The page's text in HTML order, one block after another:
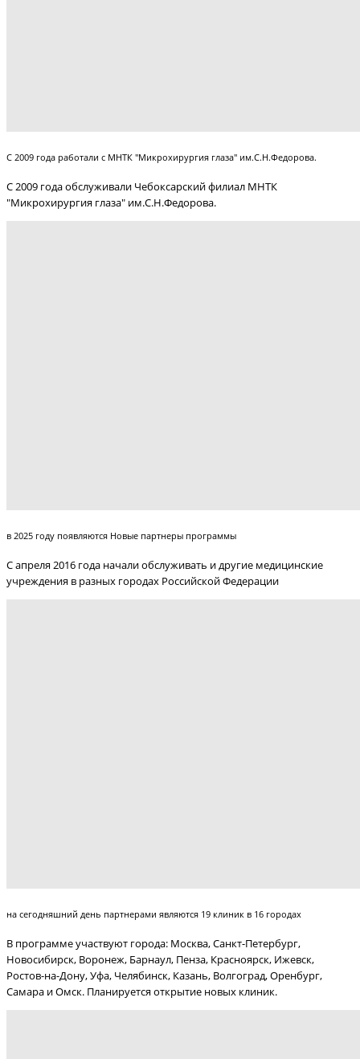
С 2009 года работали с МНТК "Микрохирургия глаза" им.С.Н.Федорова.
С 2009 года обслуживали Чебоксарский филиал МНТК
"Микрохирургия глаза" им.С.Н.Федорова.
в 2025 году появляются Новые партнеры программы
С апреля 2016 года начали обслуживать и другие медицинские
учреждения в разных городах Российской Федерации
на сегодняшний день партнерами являются 19 клиник в 16 городах
В программе участвуют города: Москва, Санкт-Петербург,
Новосибирск, Воронеж, Барнаул, Пенза, Красноярск, Ижевск,
Ростов-на-Дону, Уфа, Челябинск, Казань, Волгоград, Оренбург,
Самара и Омск. Планируется открытие новых клиник.